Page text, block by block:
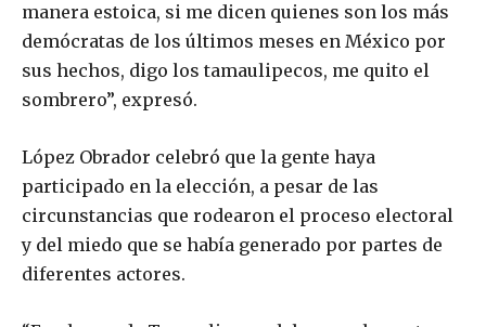
manera estoica, si me dicen quienes son los más
demócratas de los últimos meses en México por
sus hechos, digo los tamaulipecos, me quito el
sombrero”, expresó.
López Obrador celebró que la gente haya
participado en la elección, a pesar de las
circunstancias que rodearon el proceso electoral
y del miedo que se había generado por partes de
diferentes actores.